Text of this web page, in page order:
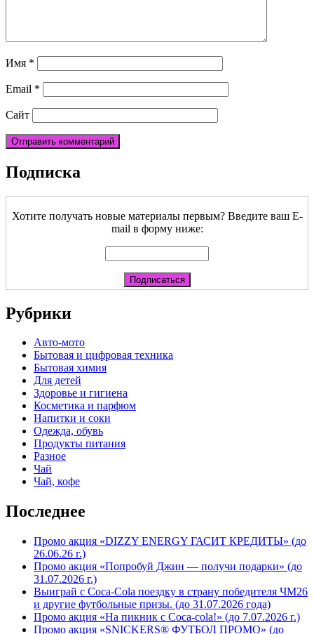
Имя *
Email *
Сайт
Подписка
Хотите получать новые материалы первым? Введите ваш E-
mail в форму ниже:
Рубрики
Авто-мото
Бытовая и цифровая техника
Бытовая химия
Для детей
Здоровье и гигиена
Косметика и парфюм
Напитки и соки
Одежда, обувь
Продукты питания
Разное
Чай
Чай, кофе
Последнее
Промо акция «DIZZY ENERGY ГАСИТ КРЕДИТЫ» (до
26.06.26 г.)
Промо акция «Попробуй Джин — получи подарки» (до
31.07.2026 г.)
Выиграй с Coca-Cola поездку в страну победителя ЧМ26
и другие футбольные призы. (до 31.07.2026 года)
Промо акция «На пикник с Coca-cola!» (до 7.07.2026 г.)
Промо акция «SNICKERS® ФУТБОЛ ПРОМО» (до